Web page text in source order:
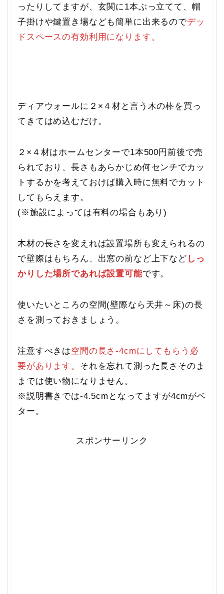
ったりしてますが、玄関に1本ぶっ立てて、帽
子掛けや鍵置き場なども簡単に出来るのでデッ
ドスペースの有効利用になります。
ディアウォールに２×４材と言う木の棒を買っ
てきてはめ込むだけ。
２×４材はホームセンターで1本500円前後で売
られており、長さもあらかじめ何センチでカッ
トするかを考えておけば購入時に無料でカット
してもらえます。
(※施設によっては有料の場合もあり)
木材の長さを変えれば設置場所も変えられるの
で壁際はもちろん、出窓の前など上下など しっ
かりした場所であれば設置可能です。
使いたいところの空間(壁際なら天井～床)の長
さを測っておきましょう。
注意すべきは空間の長さ-4cmにしてもらう必
要があります。 それを忘れて測った長さそのま
までは使い物になりません。
※説明書きでは-4.5cmとなってますが4cmがベ
ター。
スポンサーリンク